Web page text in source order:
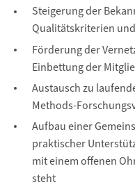
Steigerung der
Qualitätskriterien
Förderung der
Einbettung der
Austausch zu
Methods-
Aufbau einer
praktischer
mit einem offenen
steht